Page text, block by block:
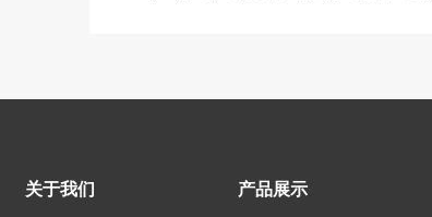
关于我们 产品展示